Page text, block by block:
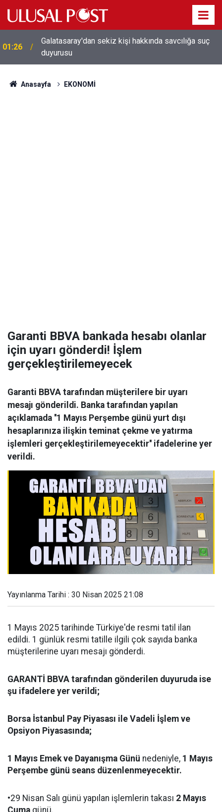
01:26
Galatasaray'dan sekiz kişi hakkında savcılığa suç
duyurusu
Anasayfa EKONOMİ
Garanti BBVA bankada hesabı olanlar
için uyarı gönderdi! İşlem
gerçekleştirilemeyecek
Garanti BBVA tarafından müşterilere bir uyarı
mesajı gönderildi. Banka tarafından yapılan
açıklamada ''1 Mayıs Perşembe günü yurt dışı
hesaplarınıza ilişkin teminat çekme ve yatırma
işlemleri gerçekleştirilemeyecektir'' ifadelerine yer
verildi.
Yayınlanma Tarihi : 30 Nisan 2025 21:08
1 Mayıs 2025 tarihinde Türkiye'de resmi tatil ilan
edildi. 1 günlük resmi tatille ilgili çok sayıda banka
müşterilerine uyarı mesajı gönderdi.
GARANTİ BBVA tarafından gönderilen duyuruda ise
şu ifadelere yer verildi;
Borsa İstanbul Pay Piyasası ile Vadeli İşlem ve
Opsiyon Piyasasında;
1 Mayıs Emek ve Dayanışma Günü nedeniyle, 1 Mayıs
Perşembe günü seans düzenlenmeyecektir.
•29 Nisan Salı günü yapılan işlemlerin takası 2 Mayıs
Cuma günü,